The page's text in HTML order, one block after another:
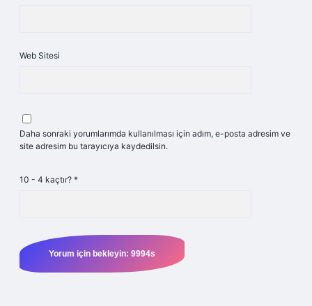
Web Sitesi
Daha sonraki yorumlarımda kullanılması için adım, e-posta adresim ve
site adresim bu tarayıcıya kaydedilsin.
10 - 4 kaçtır? *